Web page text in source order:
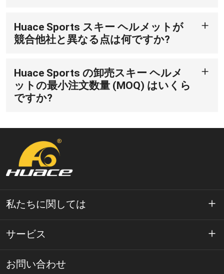
が搭載されています。このテクノロジーにより、衝撃
時にヘルメットがわずかに回転して回転力が吸収さ
れ、安全性がさらに高まります。
Huace Sports スキー ヘルメットが
競合他社と異なる点は何ですか?
メットを製造することに誇りを持っています。国際的
なデザインチームと工場のおかげで、当社のヘルメッ
トはスタイリッシュでありながら機能的であり、調節
可能な通気性、取り外し可能なイヤーパッド、ゴーグ
た、優れたカスタマー サービスと包括的なアフターサ
ポートも提供します。
Huace Sports の卸売スキー ヘルメ
ットの最小注文数量 (MOQ) はいくら
ですか?
200 ユニットから始まります。送料をご負担いただけ
る場合は、このMOQ未満でも対応可能です。詳細につ
いては、弊社の営業チームにお問い合わせください。
私たちに関しては
ワエースについて
サービス
プライバシーポリシー
お問い合わせ